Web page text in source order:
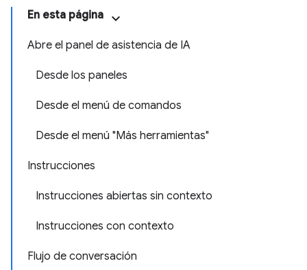
En esta página
Abre el panel de asistencia de IA
Desde los paneles
Desde el menú de comandos
Desde el menú "Más herramientas"
Instrucciones
Instrucciones abiertas sin contexto
Instrucciones con contexto
Flujo de conversación